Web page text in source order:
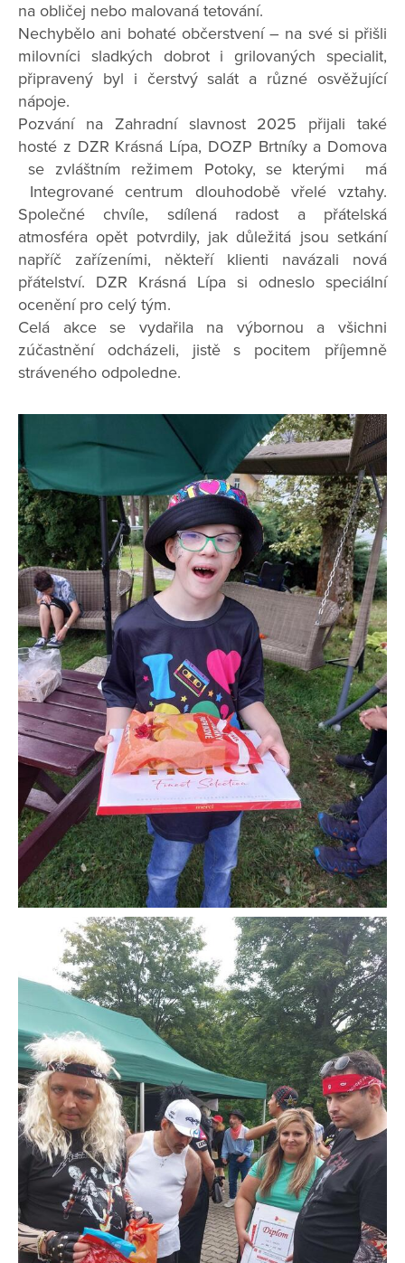
na obličej nebo malovaná tetování.
Nechybělo ani bohaté občerstvení – na své si přišli
milovníci sladkých dobrot i grilovaných specialit,
připravený byl i čerstvý salát a různé osvěžující
nápoje.
Pozvání na Zahradní slavnost 2025 přijali také
hosté z DZR Krásná Lípa, DOZP Brtníky a Domova
se zvláštním režimem Potoky, se kterými má
Integrované centrum dlouhodobě vřelé vztahy.
Společné chvíle, sdílená radost a přátelská
atmosféra opět potvrdily, jak důležitá jsou setkání
napříč zařízeními, někteří klienti navázali nová
přátelství. DZR Krásná Lípa si odneslo speciální
ocenění pro celý tým.
Celá akce se vydařila na výbornou a všichni
zúčastnění odcházeli, jistě s pocitem příjemně
stráveného odpoledne.